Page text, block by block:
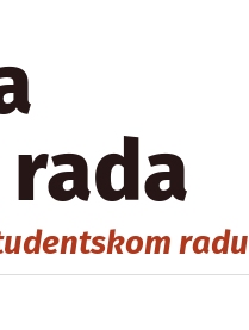
radu